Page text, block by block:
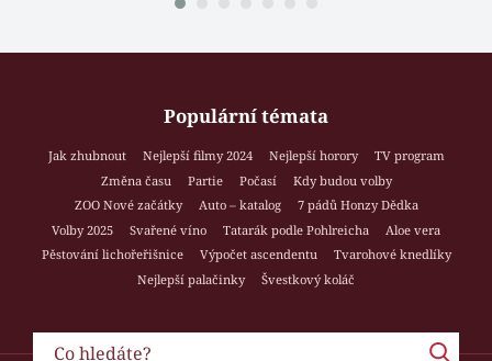
Populární témata
Jak zhubnout Nejlepší filmy 2024 Nejlepší horory
TV program
Změna času
Partie Počasí
Kdy budou volby
ZOO Nové začátky
Auto – katalog
7 pádů Honzy Dědka
Volby 2025
Svařené víno Tatarák podle Pohlreicha
Aloe vera
Pěstování lichořeřišnice
Výpočet ascendentu
Tvarohové knedlíky
Nejlepší palačinky
Švestkový koláč